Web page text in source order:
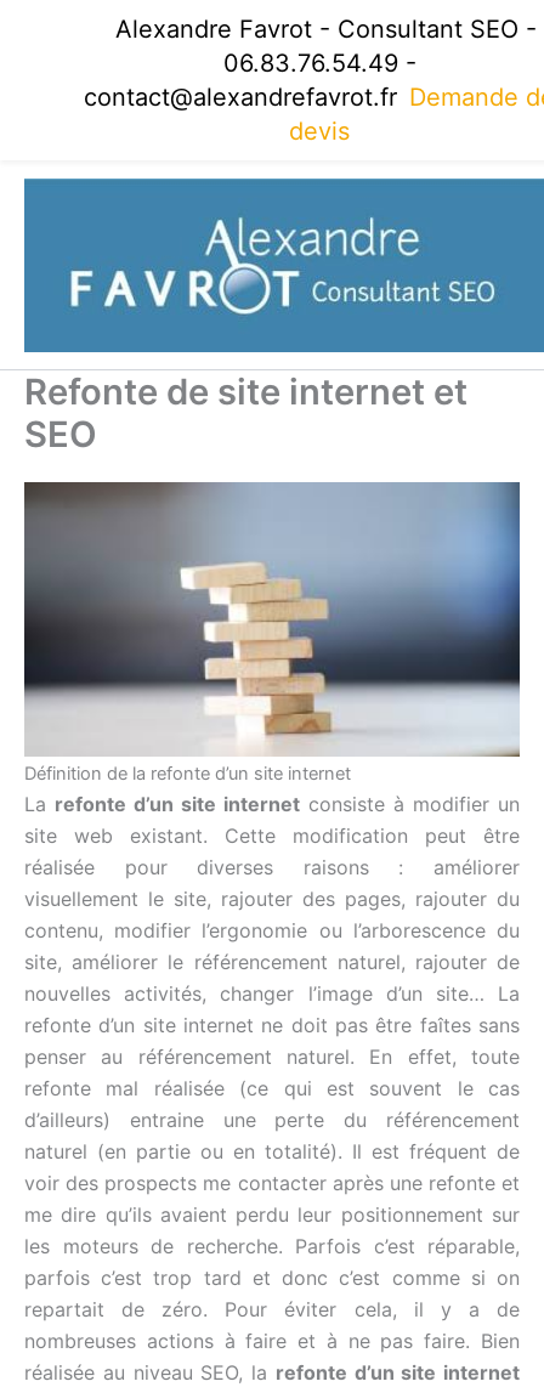
Refonte de site internet et
SEO
Définition de la refonte d’un site internet
La refonte d’un site internet consiste à modifier un
site web existant. Cette modification peut être
réalisée pour diverses raisons : améliorer
visuellement le site, rajouter des pages, rajouter du
contenu, modifier l’ergonomie ou l’arborescence du
site, améliorer le référencement naturel, rajouter de
nouvelles activités, changer l’image d’un site… La
refonte d’un site internet ne doit pas être faîtes sans
penser au référencement naturel. En effet, toute
refonte mal réalisée (ce qui est souvent le cas
d’ailleurs) entraine une perte du référencement
naturel (en partie ou en totalité). Il est fréquent de
voir des prospects me contacter après une refonte et
me dire qu’ils avaient perdu leur positionnement sur
les moteurs de recherche. Parfois c’est réparable,
parfois c’est trop tard et donc c’est comme si on
repartait de zéro. Pour éviter cela, il y a de
nombreuses actions à faire et à ne pas faire. Bien
réalisée au niveau SEO, la refonte d’un site internet
Alexandre Favrot - Consultant SEO -
06.83.76.54.49 -
contact@alexandrefavrot.fr Demande
devis